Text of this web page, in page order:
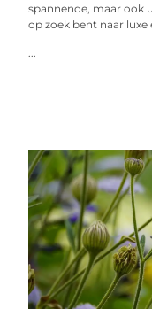
spannende, maar ook
op zoek bent naar
...